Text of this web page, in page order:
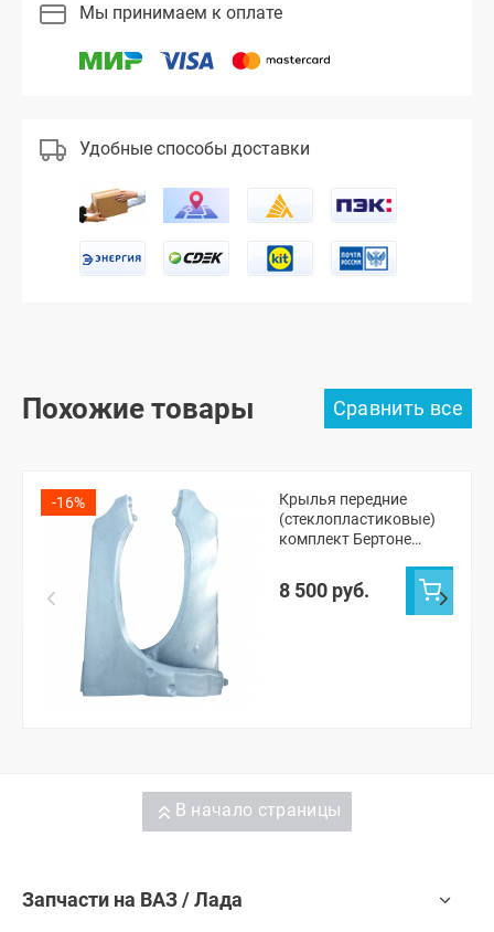
Мы принимаем к оплате
Удобные способы доставки
Похожие товары
-16%
Крылья передние
(стеклопластиковые)
комплект Бертоне
(неокрашенное)
8 500 руб.
В начало страницы
Запчасти на ВАЗ / Лада